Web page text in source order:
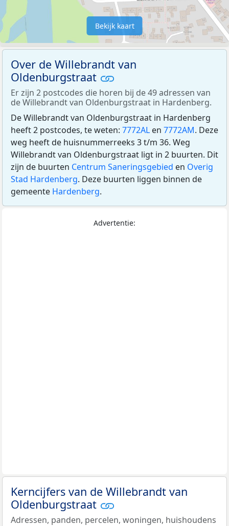
Bekijk kaart
Over de Willebrandt van
Oldenburgstraat
Er zijn 2 postcodes die horen bij de 49 adressen van
de Willebrandt van Oldenburgstraat in Hardenberg.
De Willebrandt van Oldenburgstraat in Hardenberg
heeft 2 postcodes, te weten: 7772AL en 7772AM. Deze
weg heeft de huisnummerreeks 3 t/m 36. Weg
Willebrandt van Oldenburgstraat ligt in 2 buurten. Dit
zijn de buurten Centrum Saneringsgebied en Overig
Stad Hardenberg. Deze buurten liggen binnen de
gemeente Hardenberg.
Advertentie:
Kerncijfers van de Willebrandt van
Oldenburgstraat
Adressen, panden, percelen, woningen, huishoudens